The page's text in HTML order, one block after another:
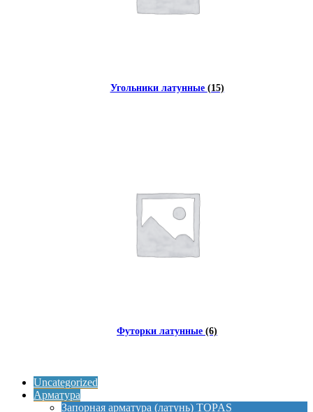
Угольники латунные (15)
Футорки латунные (6)
Uncategorized
Арматура
Запорная арматура (латунь) TOPAS